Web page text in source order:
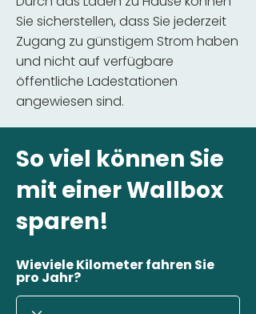
Sie sicherstellen, dass Sie jederzeit
Zugang zu günstigem Strom haben
und nicht auf verfügbare
öffentliche Ladestationen
angewiesen sind.
So viel können Sie
mit einer Wallbox
sparen!
Wieviele Kilometer fahren Sie
pro Jahr?